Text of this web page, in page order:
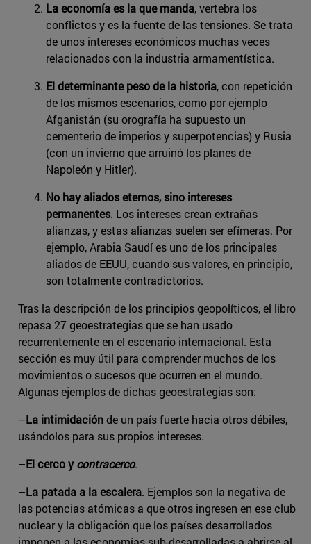
La economía es la que manda, vertebra los
conflictos y es la fuente de las tensiones. Se trata
de unos intereses económicos muchas veces
relacionados con la industria armamentística.
El determinante peso de la historia, con repetición
de los mismos escenarios, como por ejemplo
Afganistán (su orografía ha supuesto un
cementerio de imperios y superpotencias) y Rusia
(con un invierno que arruinó los planes de
Napoleón y Hitler).
No hay aliados eternos, sino intereses
permanentes. Los intereses crean extrañas
alianzas, y estas alianzas suelen ser efímeras. Por
ejemplo, Arabia Saudí es uno de los principales
aliados de EEUU, cuando sus valores, en principio,
son totalmente contradictorios.
Tras la descripción de los principios geopolíticos, el libro
repasa 27 geoestrategias que se han usado
recurrentemente en el escenario internacional. Esta
sección es muy útil para comprender muchos de los
movimientos o sucesos que ocurren en el mundo.
Algunas ejemplos de dichas geoestrategias son:
–La intimidaciónde un país fuerte hacia otros débiles,
usándolos para sus propios intereses.
–El cerco ycontracerco.
–La patada a la escalera. Ejemplos son la negativa de
las potencias atómicas a que otros ingresen en ese club
nuclear y la obligación que los países desarrollados